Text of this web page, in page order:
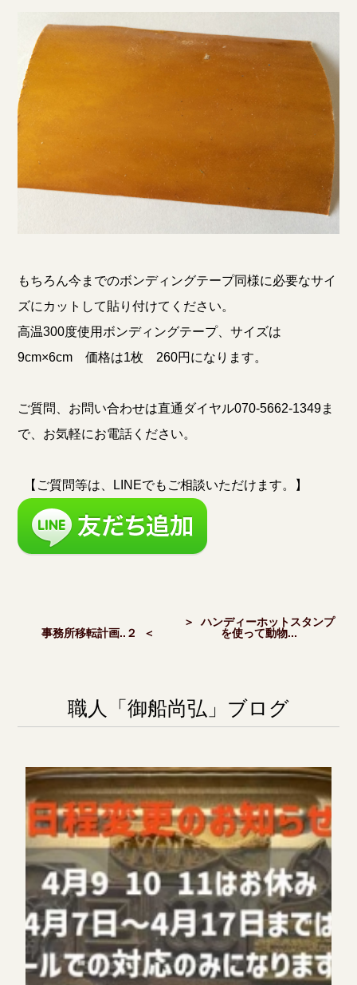
もちろん今までのボンディングテープ同様に必要なサイ
ズにカットして貼り付けてください。
高温300度使用ボンディングテープ、サイズは
9cm×6cm 価格は1枚 260円になります。
ご質問、お問い合わせは直通ダイヤル070-5662-1349ま
で、お気軽にお電話ください。
【ご質問等は、LINEでもご相談いただけます。】
事務所移転計画..２ ＜
＞ ハンディーホットスタンプ
を使って動物...
職人「御船尚弘」ブログ